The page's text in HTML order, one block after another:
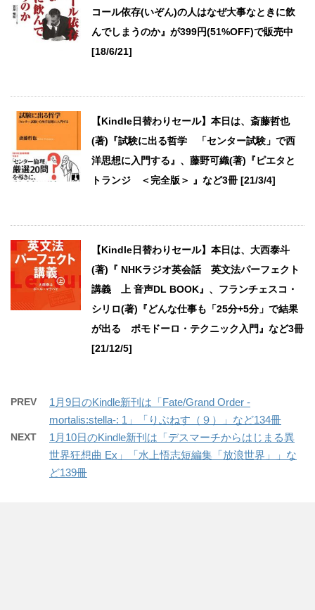
コール依存(いぞん)の人はなぜ大事なときに飲
んでしまうのか』が399円(51%OFF)で販売中
[18/6/21]
【Kindle日替わりセール】本日は、斎藤哲也
(著)『試験に出る哲学 「センター試験」で西
洋思想に入門する』、藤野可織(著)『ピエタと
トランジ ＜完全版＞ 』など3冊 [21/3/4]
【Kindle日替わりセール】本日は、大西泰斗
(著)『 NHKラジオ英会話 英文法パーフェクト
講義 上 音声DL BOOK』、フランチェスコ・
シリロ(著)『どんな仕事も「25分+5分」で結果
が出る ポモドーロ・テクニック入門』など3冊
[21/12/5]
PREV
1月9日のKindle新刊は「Fate/Grand Order -
mortalis:stella-: 1」「りぶねす（９）」など134冊
NEXT
1月10日のKindle新刊は「デスマーチからはじまる異
世界狂想曲 Ex」「水上悟志短編集「放浪世界」」な
ど139冊